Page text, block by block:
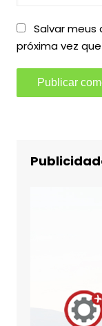
Salvar
próxima vez